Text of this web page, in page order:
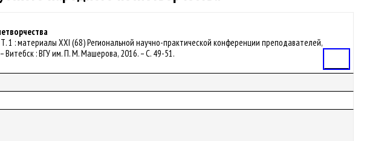
1 : материалы XXI (68) Региональной научно-практической конференции преподавателей,
Витебск : ВГУ им. П. М. Машерова, 2016. – С. 49-51.